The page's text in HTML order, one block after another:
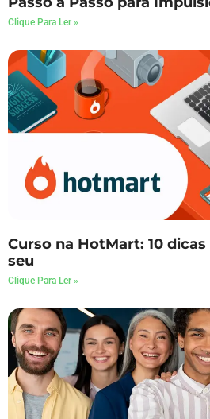
Clique Para Ler »
Curso na HotMart: 10
seu
Clique Para Ler »